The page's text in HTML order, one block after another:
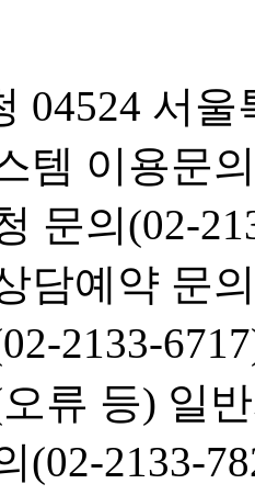
04524 서
템 이용문
문의(02-
담예약 문
2133-
류 등) 일
(02-2133-